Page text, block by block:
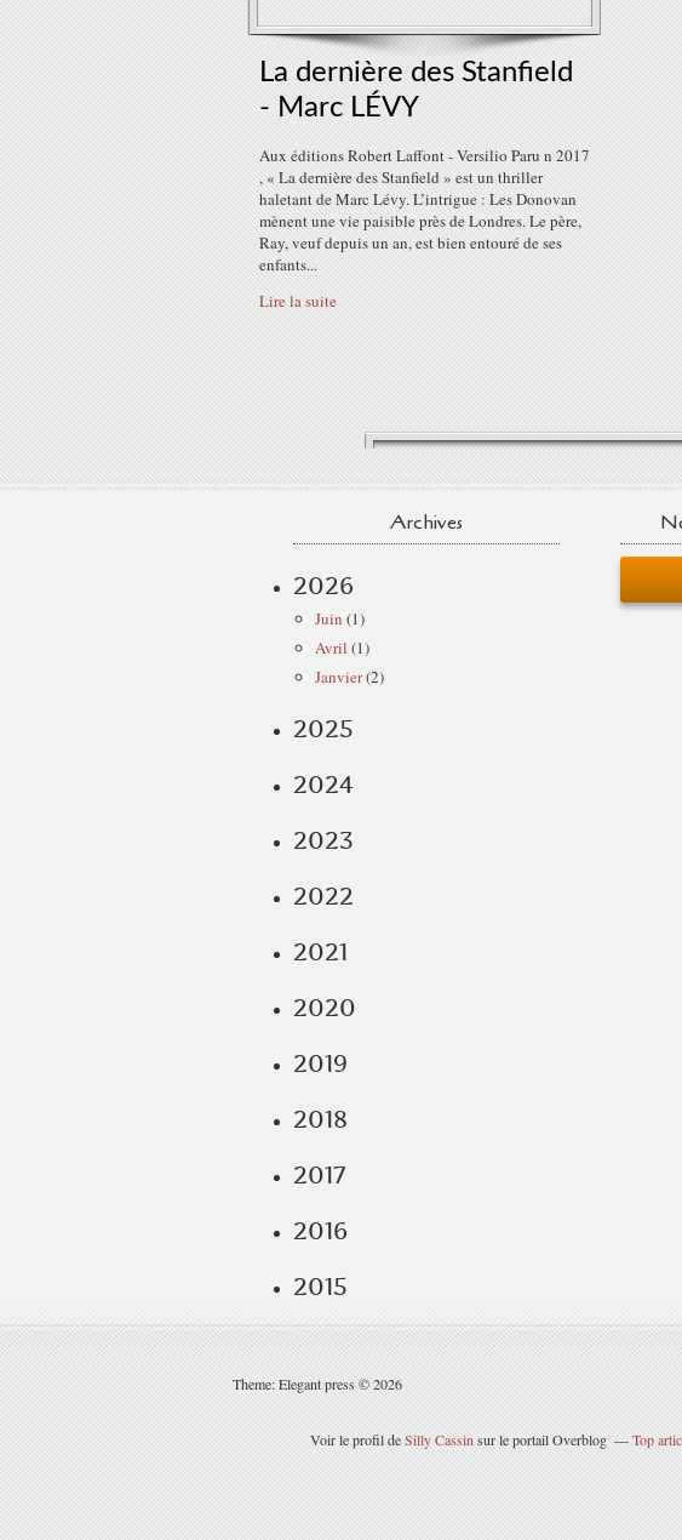
La dernière des Stanfield
- Marc LÉVY
Aux éditions Robert Laffont - Versilio Paru n 2017
, « La dernière des Stanfield » est un thriller
haletant de Marc Lévy. L’intrigue : Les Donovan
mènent une vie paisible près de Londres. Le père,
Ray, veuf depuis un an, est bien entouré de ses
enfants...
Lire la suite
Archives
2026
Juin (1)
Avril (1)
Janvier(2)
2025
2024
2023
2022
2021
2020
2019
2018
2017
2016
2015
Theme: Elegant press © 2026
Voir le profil deSilly Cassinsur le portail Overblog Top